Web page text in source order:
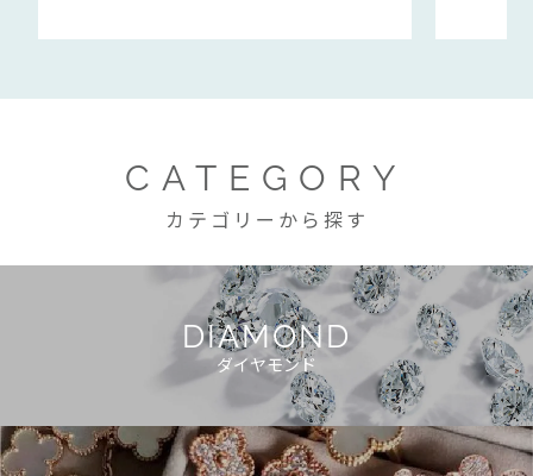
CATEGORY
カテゴリーから探す
DIAMOND
ダイヤモンド